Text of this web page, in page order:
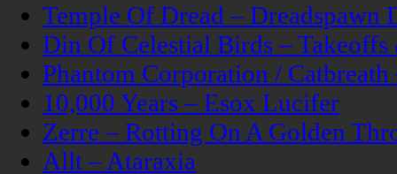
Temple Of Dread – Dreadspawn
Din Of Celestial Birds –
Phantom Corporation /
10,000 Years – Esox Lucifer
Zerre – Rotting On A Golden
Allt – Ataraxia